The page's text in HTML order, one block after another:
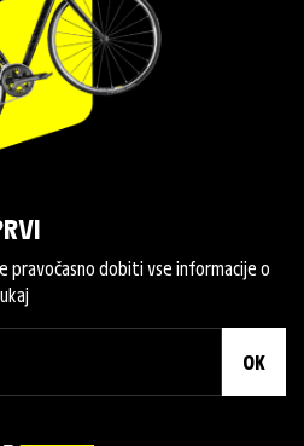
pravočasno dobiti vse informacije o
OK